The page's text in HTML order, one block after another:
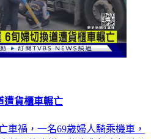
貨櫃車輾亡
車禍，一名69歲婦人騎乘機車，